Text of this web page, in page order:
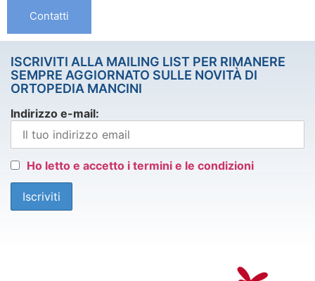
Contatti
ISCRIVITI ALLA MAILING LIST PER RIMANERE
SEMPRE AGGIORNATO SULLE NOVITÀ DI
ORTOPEDIA MANCINI
Indirizzo e-mail:
Ho letto e accetto i termini e le condizioni